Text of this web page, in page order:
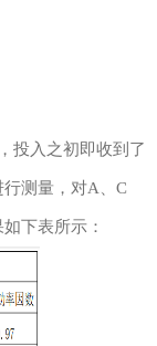
投入之初即收到了
测量，对A、C
下表所示：